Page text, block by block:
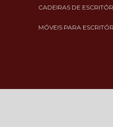
CADEIRAS DE
MÓVEIS PARA